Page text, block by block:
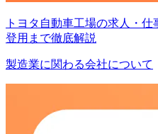
トヨタ自動車工場の求人・
登用まで徹底解説
製造業に関わる会社について